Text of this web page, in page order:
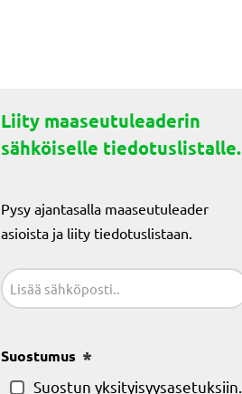
Liity maaseutuleaderin
sähköiselle tiedotuslistalle.
Pysy ajantasalla maaseutuleader
asioista ja liity tiedotuslistaan.
Sähköposti
Suostumus
Suostun yksityisyysasetuksiin.